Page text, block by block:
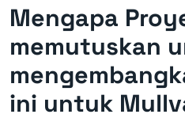
Mengapa
memutuskan
ini untuk